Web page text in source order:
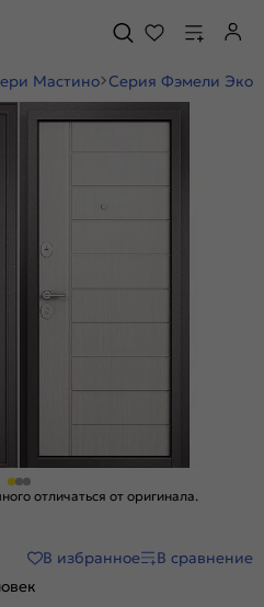
Мастино Серия Фэмели Эко
отличаться от оригинала.
В избранное
В сравнение